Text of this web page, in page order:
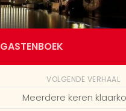
GASTENBOEK
VOLGENDE VERHAAL
Meerdere keren